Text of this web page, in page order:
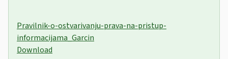
Pravilnik-o-ostvarivanju-prava-na-pristup-
informacijama_Garcin
Download